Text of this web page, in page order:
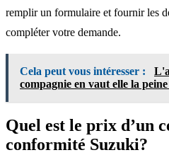
remplir un formulaire et fournir les
compléter votre demande.
Cela peut vous intéresser :
compagnie en vaut elle la
Quel est le prix d’un
conformité Suzuki?